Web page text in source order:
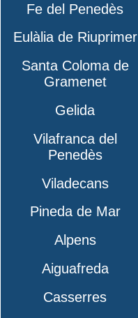
Fe del Penedès
Eulàlia de Riuprimer
Santa Coloma de
Gramenet
Gelida
Vilafranca del
Penedès
Viladecans
Pineda de Mar
Alpens
Aiguafreda
Casserres